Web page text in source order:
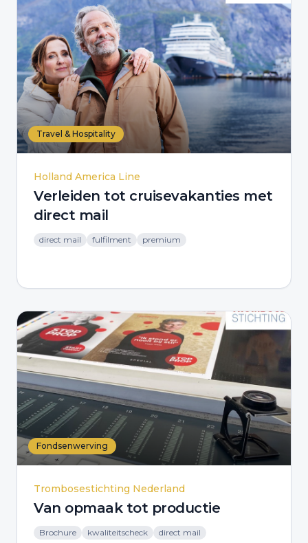
Travel & Hospitality
Holland America Line
Verleiden tot cruisevakanties met
direct mail
direct mail fulfilment premium
Fondsenwerving
Trombosestichting Nederland
Van opmaak tot productie
Brochure kwaliteitscheck direct mail